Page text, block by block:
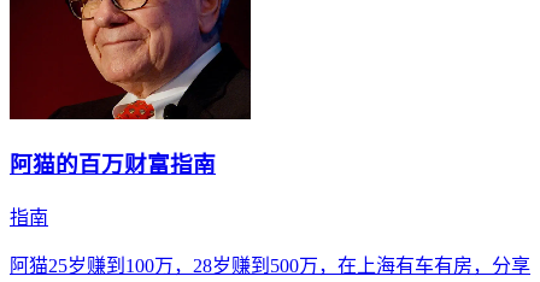
阿猫的百万财富指南
指南
阿猫25岁赚到100万，28岁赚到500万，在上海有车有房，分享